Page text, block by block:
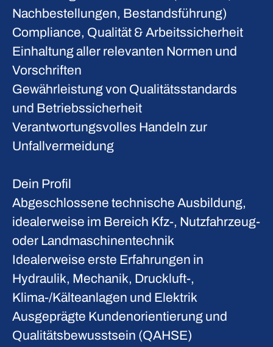
Nachbestellungen, Bestandsführung)
Compliance, Qualität & Arbeitssicherheit
Einhaltung aller relevanten Normen und
Vorschriften
Gewährleistung von Qualitätsstandards
und Betriebssicherheit
Verantwortungsvolles Handeln zur
Unfallvermeidung
Dein Profil
Abgeschlossene technische Ausbildung,
idealerweise im Bereich Kfz-, Nutzfahrzeug-
oder Landmaschinentechnik
Idealerweise erste Erfahrungen in
Hydraulik, Mechanik, Druckluft-,
Klima-/Kälteanlagen und Elektrik
Ausgeprägte Kundenorientierung und
Qualitätsbewusstsein (QAHSE)